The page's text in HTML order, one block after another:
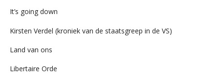
It’s going down
Kirsten Verdel (kroniek van de staatsgreep in de VS)
Land van ons
Libertaire Orde